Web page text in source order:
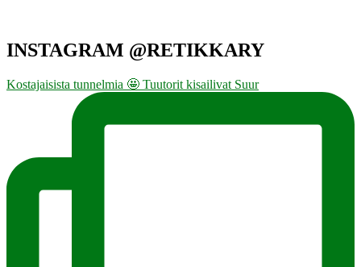
INSTAGRAM @RETIKKARY
Kostajaisista tunnelmia 🤩 Tuutorit kisailivat Suur